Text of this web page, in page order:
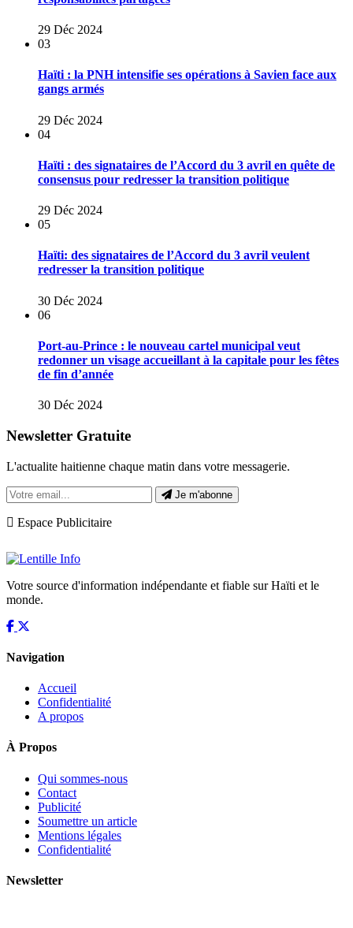
29 Déc 2024
03
Haïti : la PNH intensifie ses opérations à Savien face aux
gangs armés
29 Déc 2024
04
Haïti : des signataires de l’Accord du 3 avril en quête de
consensus pour redresser la transition politique
29 Déc 2024
05
Haïti: des signataires de l’Accord du 3 avril veulent
redresser la transition politique
30 Déc 2024
06
Port-au-Prince : le nouveau cartel municipal veut
redonner un visage accueillant à la capitale pour les fêtes
de fin d’année
30 Déc 2024
Newsletter Gratuite
L'actualite haitienne chaque matin dans votre messagerie.
Je m'abonne
Espace Publicitaire
Votre source d'information indépendante et fiable sur Haïti et le
monde.
Navigation
Accueil
Confidentialité
A propos
À Propos
Qui sommes-nous
Contact
Publicité
Soumettre un article
Mentions légales
Confidentialité
Newsletter